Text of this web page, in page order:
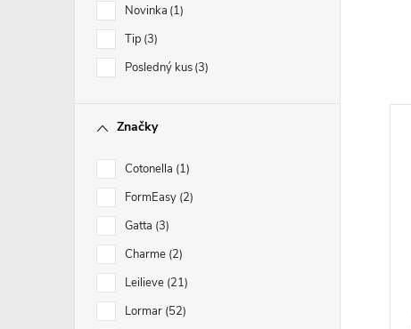
Novinka 1
Tip 3
Posledný kus 3
Značky
Cotonella 1
FormEasy 2
Gatta 3
Charme 2
Leilieve 21
Lormar 52